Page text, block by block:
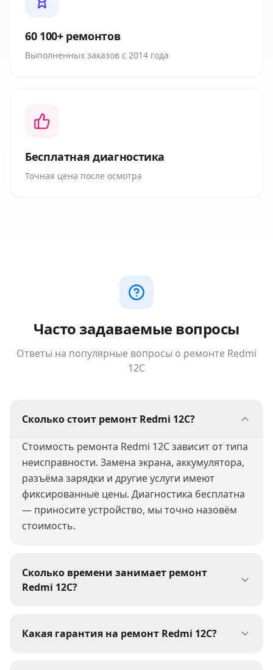
60 100+ ремонтов
Выполненных заказов с 2014 года
Бесплатная диагностика
Точная цена после осмотра
Часто задаваемые вопросы
Ответы на популярные вопросы о ремонте Redmi
12C
Сколько стоит ремонт Redmi 12C?
Стоимость ремонта Redmi 12C зависит от типа
неисправности. Замена экрана, аккумулятора,
разъёма зарядки и другие услуги имеют
фиксированные цены. Диагностика бесплатна
— приносите устройство, мы точно назовём
стоимость.
Сколько времени занимает ремонт
Redmi 12C?
выполняем за 30-60 минут. Сложные работы
Какая гарантия на ремонт Redmi 12C?